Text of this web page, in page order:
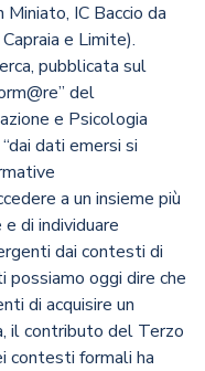
IC Baccio da
e Limite).
pubblicata sul
del
e Psicologia
dati emersi si
a un insieme più
di individuare
dai contesti di
oggi dire che
di acquisire un
il contributo del Terzo
contesti formali ha